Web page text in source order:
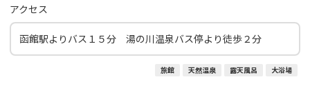
アクセス
函館駅よりバス１５分 湯の川温泉バス停より徒歩２分
旅館 天然温泉 露天風呂 大浴場